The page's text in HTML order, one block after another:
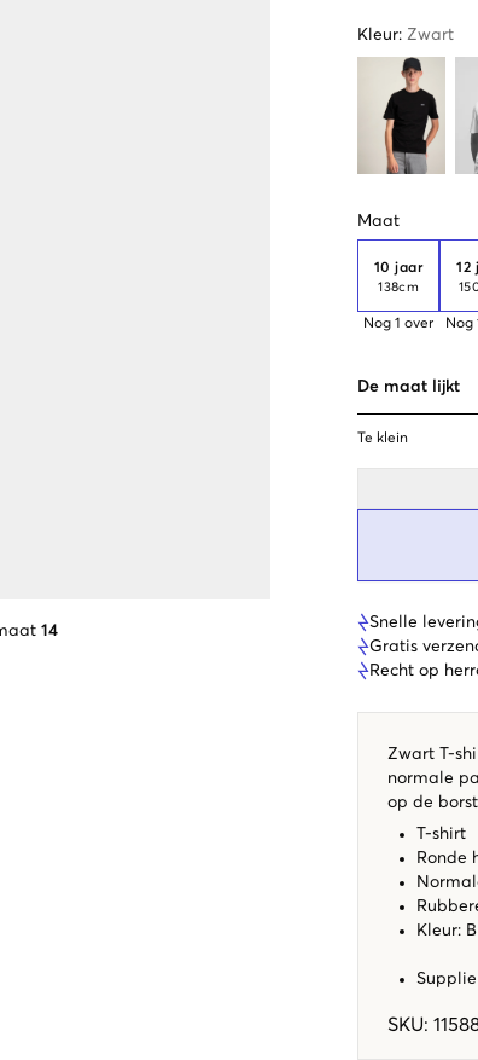
14
Kleur: Zwart
Maat
10 jaar
138cm
Nog 1 over
12
Nog
De maat lijkt
Te klein
Snelle
Gratis
Recht op
Zwart T-
normale
op de
T-shirt
Ronde
Kleur:
SKU: